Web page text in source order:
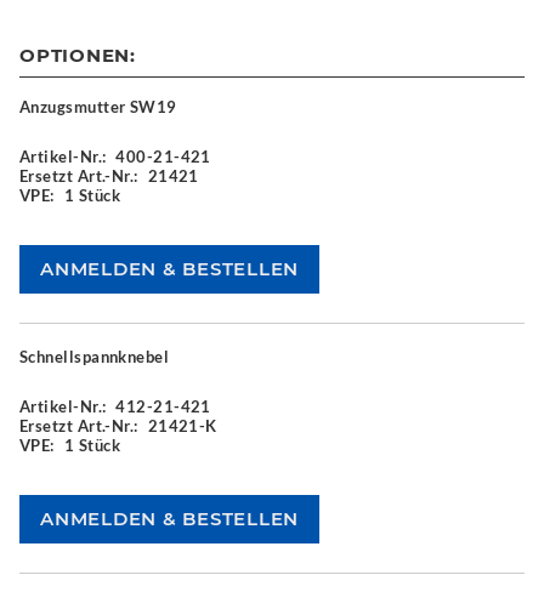
OPTIONEN:
Anzugsmutter SW19
Artikel-Nr.: 400-21-421
Ersetzt Art.-Nr.: 21421
VPE:
1 Stück
Schnellspannknebel
Artikel-Nr.: 412-21-421
Ersetzt Art.-Nr.: 21421-K
VPE:
1 Stück